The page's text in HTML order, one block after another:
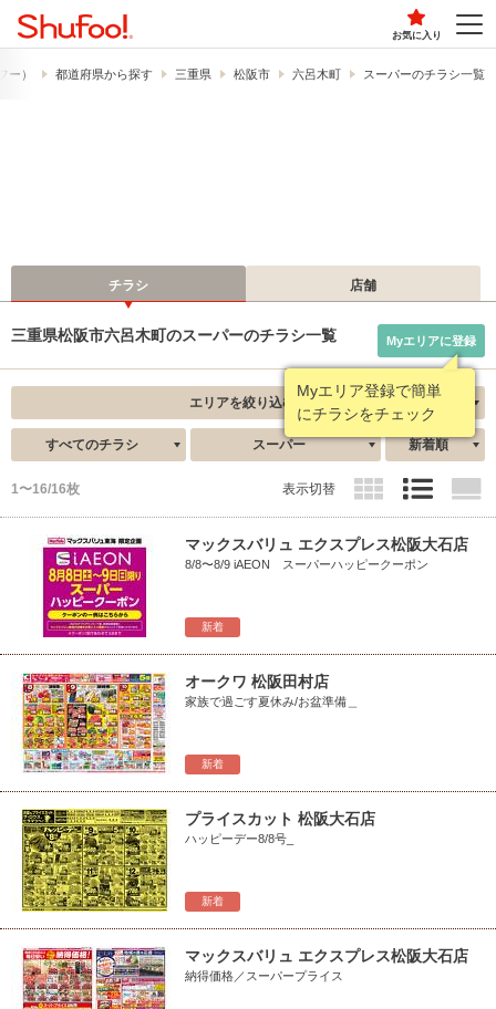
お気に入り
ー） 都道府県から探す 三重県 松阪市 六呂木町 スーパーのチラシ一覧
チラシ 店舗
三重県松阪市六呂木町のスーパーのチラシ一覧
Myエリア登録で簡単
にチラシをチェック
Myエリアに登録
エリアを絞り込む
すべてのチラシ スーパー 新着順
1〜16/16枚 表示切替
新着
マックスバリュ エクスプレス松阪大石店
8/8〜8/9 iAEON スーパーハッピークーポン
新着
オークワ 松阪田村店
家族で過ごす夏休み/お盆準備＿
新着
プライスカット 松阪大石店
ハッピーデー8/8号_
マックスバリュ エクスプレス松阪大石店
納得価格／スーパープライス